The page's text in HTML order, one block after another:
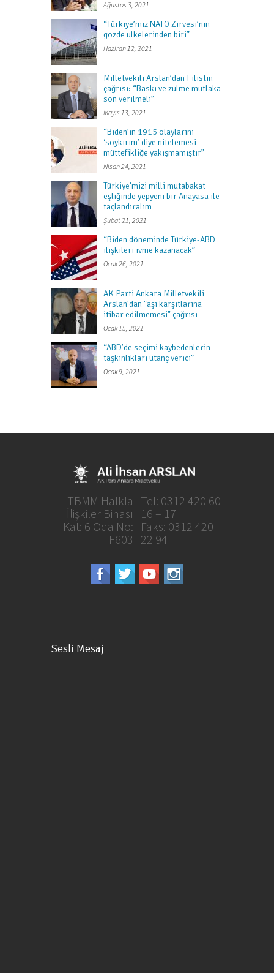
Ağustos 3, 2021
“Türkiye’miz NATO Zirvesi’nin
gözde ülkelerinden biri”
Haziran 12, 2021
Milletvekili Arslan’dan Filistin
çağrısı: “Baskı ve zulme mutlaka
son verilmeli”
Mayıs 13, 2021
“Biden’in 1915 olaylarını
‘soykırım’ diye nitelemesi
müttefikliğe yakışmamıştır”
Nisan 24, 2021
Türkiye’mizi milli mutabakat
eşliğinde yepyeni bir Anayasa ile
taçlandıralım
Şubat 21, 2021
“Biden döneminde Türkiye-ABD
ilişkileri ivme kazanacak”
Ocak 26, 2021
AK Parti Ankara Milletvekili
Arslan'dan "aşı karşıtlarına
itibar edilmemesi" çağrısı
Ocak 15, 2021
“ABD’de seçimi kaybedenlerin
taşkınlıkları utanç verici”
Ocak 9, 2021
Tel: 0312 420 60
16 – 17
Faks: 0312 420
22 94
TBMM Halkla
İlişkiler Binası
Kat: 6 Oda No:
F603
Sesli Mesaj